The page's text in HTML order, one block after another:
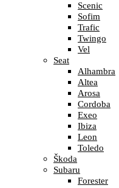
Scenic
Sofim
Trafic
Twingo
Vel
Seat
Alhambra
Altea
Arosa
Cordoba
Exeo
Ibiza
Leon
Toledo
Škoda
Subaru
Forester